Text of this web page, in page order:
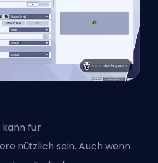
kann für
nützlich sein. Auch wenn